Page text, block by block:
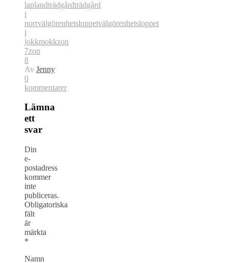
laplandträdgårdträdgård
i
norrvälgörenhetsloppetvälgörenhetsloppet
i
jokkmokkzon
7zon
8
Av Jenny
0
kommentarer
Lämna
ett
svar
Din
e-
postadress
kommer
inte
publiceras.
Obligatoriska
fält
är
märkta
*
Namn